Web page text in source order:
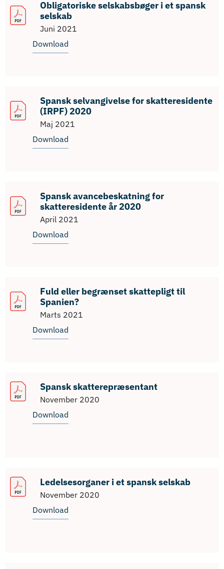
Obligatoriske selskabsbøger i et spansk
selskab
Juni 2021
Download
Spansk selvangivelse for skatteresidente
(IRPF) 2020
Maj 2021
Download
Spansk avancebeskatning for
skatteresidente år 2020
April 2021
Download
Fuld eller begrænset skattepligt til
Spanien?
Marts 2021
Download
Spansk skatterepræsentant
November 2020
Download
Ledelsesorganer i et spansk selskab
November 2020
Download